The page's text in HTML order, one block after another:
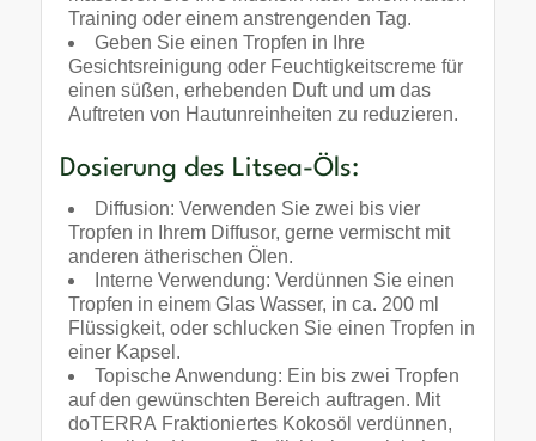
Training oder einem anstrengenden Tag.
Geben Sie einen Tropfen in Ihre
Gesichtsreinigung oder Feuchtigkeitscreme für
einen süßen, erhebenden Duft und um das
Auftreten von Hautunreinheiten zu reduzieren.
Dosierung des Litsea-Öls:
Diffusion: Verwenden Sie zwei bis vier
Tropfen in Ihrem Diffusor, gerne vermischt mit
anderen ätherischen Ölen.
Interne Verwendung: Verdünnen Sie einen
Tropfen in einem Glas Wasser, in ca. 200 ml
Flüssigkeit, oder schlucken Sie einen Tropfen in
einer Kapsel.
Topische Anwendung: Ein bis zwei Tropfen
auf den gewünschten Bereich auftragen. Mit
doTERRA Fraktioniertes Kokosöl verdünnen,